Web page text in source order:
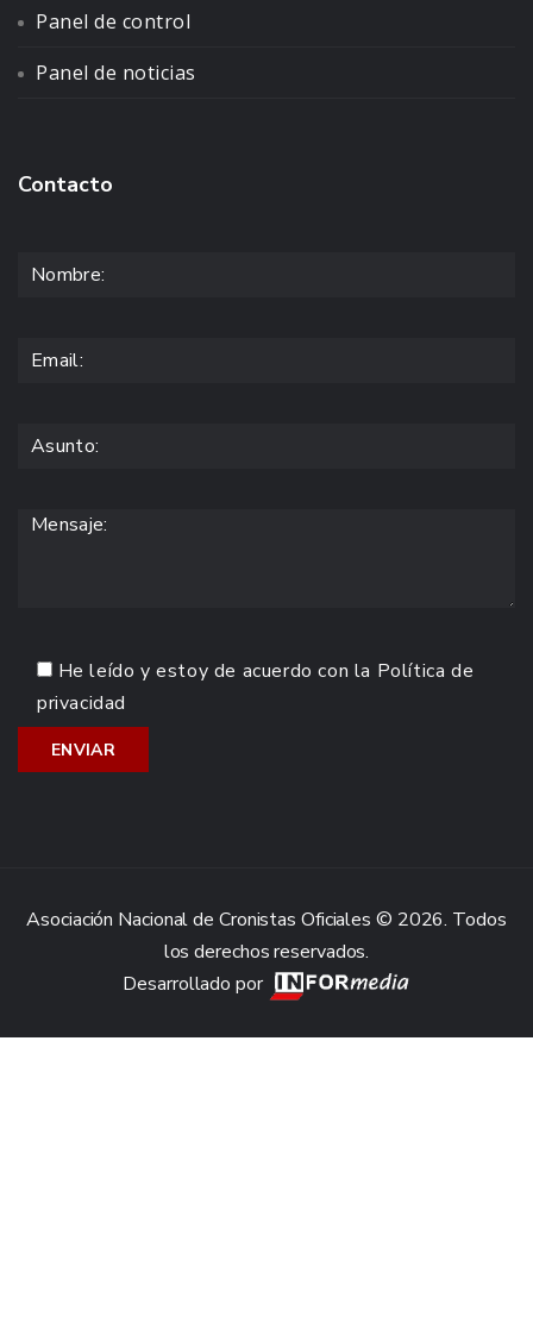
Panel de control
Panel de noticias
Contacto
He leído y estoy de acuerdo con la Política de
privacidad
Asociación Nacional de Cronistas Oficiales © 2026. Todos
los derechos reservados.
Desarrollado por